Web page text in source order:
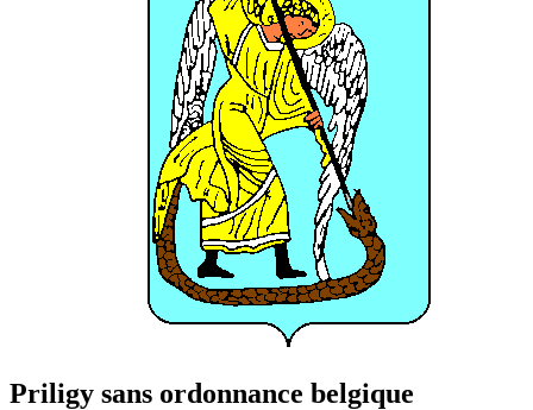
Priligy sans ordonnance belgique